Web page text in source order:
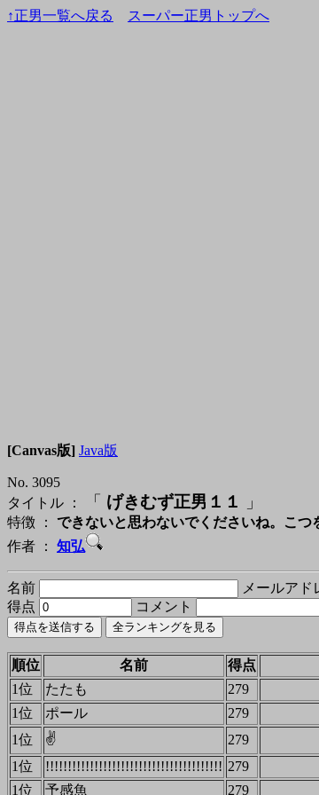
↑正男一覧へ戻る スーパー正男トップへ
[Canvas版] Java版
No. 3095
タイトル ：
「 げきむず正男１１ 」
特徴 ： できないと思わないでくださいね。こ
作者 ： 知弘
名前 メールアド
得点
コメント
順位 名前 得点
1位
たたも 279
1位
ポール 279
1位
✌ 279
1位
!!!!!!!!!!!!!!!!!!!!!!!!!!!!!!!!!!!!!!!! 279
1位
予感魚 279